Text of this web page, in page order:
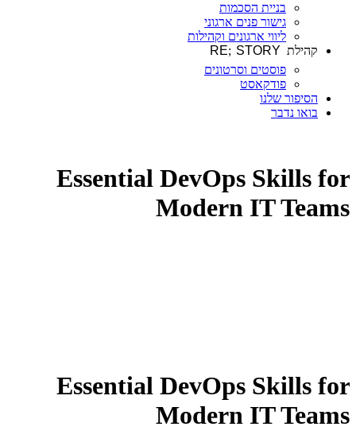
בניית הסכמות
גישור פנים ארגוני
ליווי ארגונים וקהילות
קהילת
RE; STORY
פוסטים וסרטונים
פודקאסט
הסיפור שלנו
בואו נדבר
Essential DevOps Skills for
Modern IT Teams
Essential DevOps Skills for
Modern IT Teams